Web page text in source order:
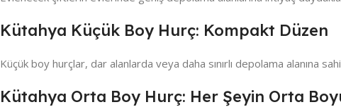
Kütahya Küçük Boy Hurç: Kompakt Düzen
Küçük boy hurçlar, dar alanlarda veya daha sınırlı depolama
Kütahya Orta Boy Hurç: Her Şeyin Orta